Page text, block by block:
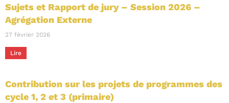
Sujets et Rapport de jury – Session 2026 –
Agrégation Externe
27 février 2026
Lire
Contribution sur les projets de programmes des
cycle 1, 2 et 3 (primaire)